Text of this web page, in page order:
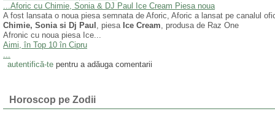
Aforic cu Chimie, Sonia & DJ Paul Ice Cream Piesa noua
A fost lansata o noua piesa semnata de Aforic, Aforic a lansat pe canalul
Chimie, Sonia si Dj Paul , piesa Ice Cream , produsa de Raz One
Afronic cu noua piesa Ice...
Aimi, în Top 10 în Cipru
autentifică-tepentru a adăuga comentarii
Horoscop pe Zodii